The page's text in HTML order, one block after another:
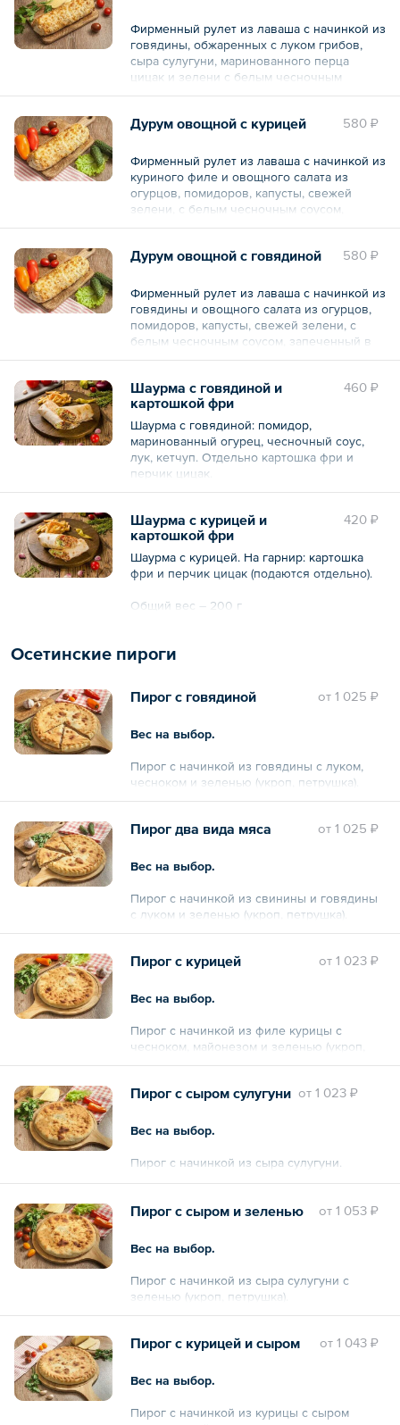
Фирменный рулет из лаваша с начинкой из
говядины, обжаренных с луком грибов,
сыра сулугуни, маринованного перца
цицак и зелени с белым чесночным
соусом, запеченный в печи до хрустящей
580 ₽
Дурум овощной с курицей
Фирменный рулет из лаваша с начинкой из
куриного филе и овощного салата из
огурцов, помидоров, капусты, свежей
зелени, с белым чесночным соусом,
запеченный в печи до хрустящей корочки.
Общий вес – 280 г 580 ₽
Дурум овощной с говядиной
Фирменный рулет из лаваша с начинкой из
говядины и овощного салата из огурцов,
помидоров, капусты, свежей зелени, с
белым чесночным соусом, запеченный в
печи до хрустящей корочки.
Общий вес – 280 г 460 ₽
Шаурма с говядиной и
картошкой фри
Шаурма с говядиной: помидор,
маринованный огурец, чесночный соус,
лук, кетчуп. Отдельно картошка фри и
перчик цицак.
420 ₽
Шаурма с курицей и
картошкой фри
Шаурма с курицей. На гарнир: картошка
фри и перчик цицак (подаются отдельно).
Общий вес – 200 г
Осетинские пироги
oт 1 025 ₽
Пирог с говядиной
Вес на выбор.
Пирог с начинкой из говядины с луком,
чесноком и зеленью (укроп, петрушка).
oт 1 025 ₽
Пирог два вида мяса
Вес на выбор.
Пирог с начинкой из свинины и говядины
с луком и зеленью (укроп, петрушка).
oт 1 023 ₽
Пирог с курицей
Вес на выбор.
Пирог с начинкой из филе курицы с
чесноком, майонезом и зеленью (укроп,
петрушка).
oт 1 023 ₽
Пирог с сыром сулугуни
Вес на выбор.
Пирог с начинкой из сыра сулугуни.
oт 1 053 ₽
Пирог с сыром и зеленью
Вес на выбор.
Пирог с начинкой из сыра сулугуни с
зеленью (укроп, петрушка).
oт 1 043 ₽
Пирог с курицей и сыром
Вес на выбор.
Пирог с начинкой из курицы с сыром